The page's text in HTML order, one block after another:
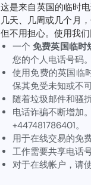
这是来自英国的临时
几天、几周或几个月
但不用担心。使用我
一个免费英国临时
您的个人电话号码。
使用免费的英国临
保其免受未知或不
随着垃圾邮件和骚
电话诈骗不断增加
+447481786401。
用于在线交易的免
工作需要共享电话
对于在线帐户，请